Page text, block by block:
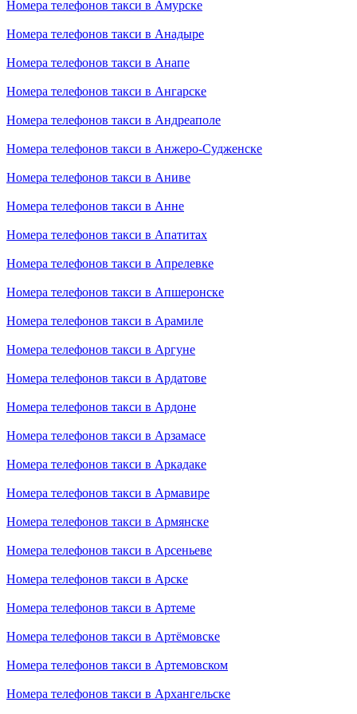
Номера телефонов такси в Амурске
Номера телефонов такси в Анадыре
Номера телефонов такси в Анапе
Номера телефонов такси в Ангарске
Номера телефонов такси в Андреаполе
Номера телефонов такси в Анжеро-Судженске
Номера телефонов такси в Аниве
Номера телефонов такси в Анне
Номера телефонов такси в Апатитах
Номера телефонов такси в Апрелевке
Номера телефонов такси в Апшеронске
Номера телефонов такси в Арамиле
Номера телефонов такси в Аргуне
Номера телефонов такси в Ардатове
Номера телефонов такси в Ардоне
Номера телефонов такси в Арзамасе
Номера телефонов такси в Аркадаке
Номера телефонов такси в Армавире
Номера телефонов такси в Армянске
Номера телефонов такси в Арсеньеве
Номера телефонов такси в Арске
Номера телефонов такси в Артеме
Номера телефонов такси в Артёмовске
Номера телефонов такси в Артемовском
Номера телефонов такси в Архангельске